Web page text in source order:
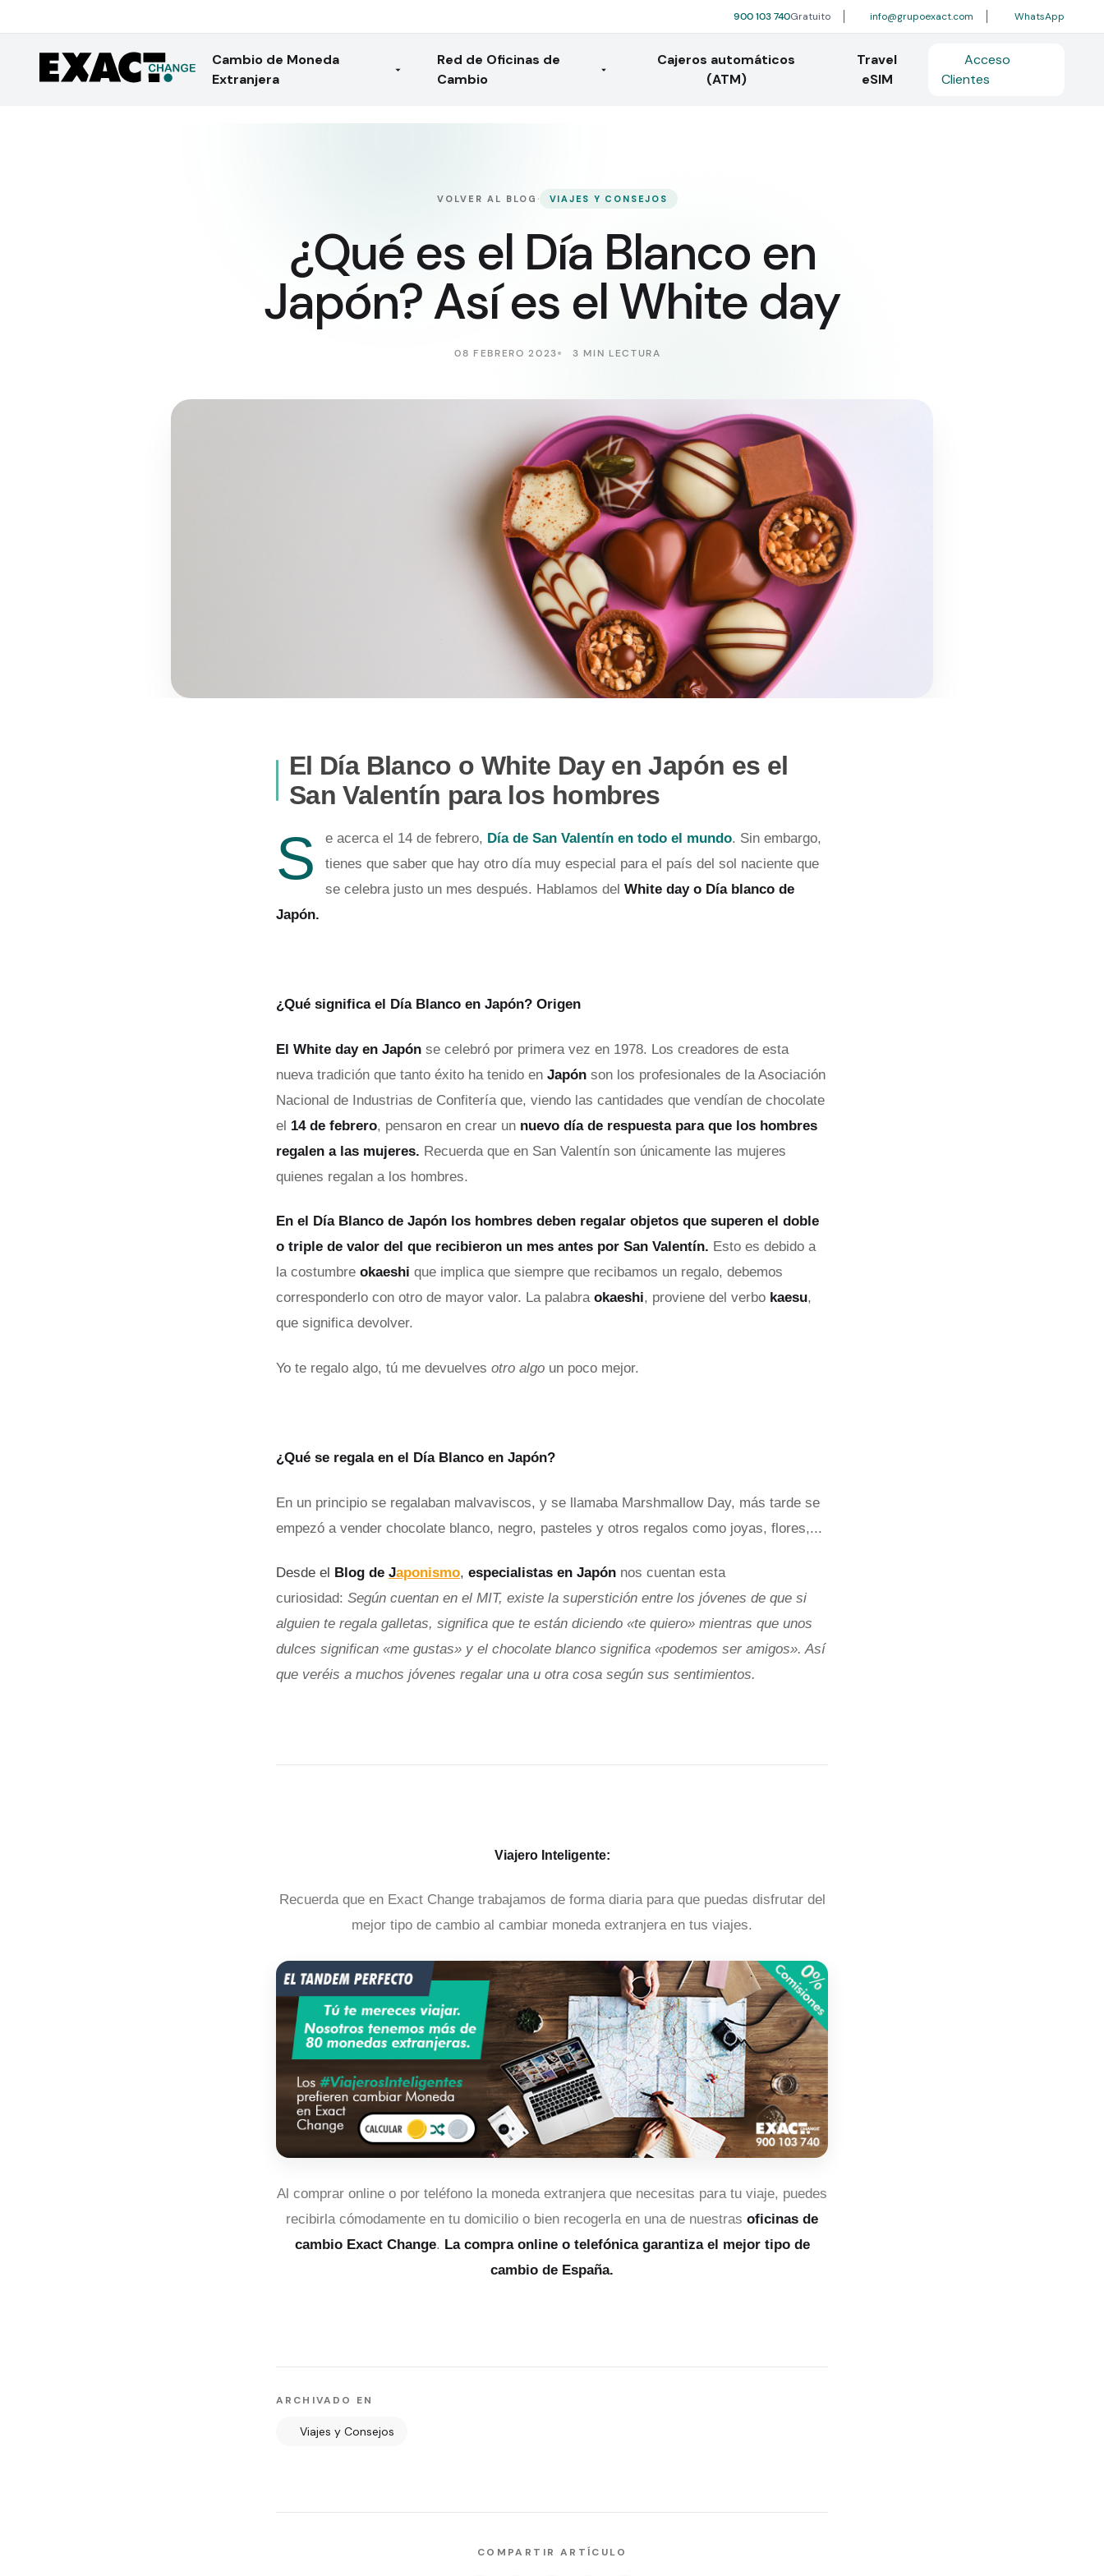
900 103 740Gratuito info@grupoexact.com WhatsApp
Cambio de Moneda
Extranjera
Red de Oficinas de
Cambio
Cajeros automáticos
(ATM)
Travel
eSIM
Acceso
Clientes
VOLVER AL BLOG · VIAJES Y CONSEJOS
¿Qué es el Día Blanco en
Japón? Así es el White day
08 FEBRERO 2023 3 MIN LECTURA
El Día Blanco o White Day en Japón es el
San Valentín para los hombres
S e acerca el 14 de febrero, Día de San Valentín en todo el mundo. Sin embargo,
tienes que saber que hay otro día muy especial para el país del sol naciente que
se celebra justo un mes después. Hablamos del White day o Día blanco de
Japón.
¿Qué significa el Día Blanco en Japón? Origen
El White day en Japón se celebró por primera vez en 1978. Los creadores de esta
nueva tradición que tanto éxito ha tenido en Japón son los profesionales de la Asociación
Nacional de Industrias de Confitería que, viendo las cantidades que vendían de chocolate
el 14 de febrero, pensaron en crear un nuevo día de respuesta para que los hombres
regalen a las mujeres. Recuerda que en San Valentín son únicamente las mujeres
quienes regalan a los hombres.
En el Día Blanco de Japón los hombres deben regalar objetos que superen el doble
o triple de valor del que recibieron un mes antes por San Valentín. Esto es debido a
la costumbre okaeshi que implica que siempre que recibamos un regalo, debemos
corresponderlo con otro de mayor valor. La palabra okaeshi, proviene del verbo kaesu,
que significa devolver.
Yo te regalo algo, tú me devuelves otro algo un poco mejor.
¿Qué se regala en el Día Blanco en Japón?
En un principio se regalaban malvaviscos, y se llamaba Marshmallow Day, más tarde se
empezó a vender chocolate blanco, negro, pasteles y otros regalos como joyas, flores,...
Desde el Blog de Japonismo, especialistas en Japón nos cuentan esta
curiosidad: Según cuentan en el MIT, existe la superstición entre los jóvenes de que si
alguien te regala galletas, significa que te están diciendo «te quiero» mientras que unos
dulces significan «me gustas» y el chocolate blanco significa «podemos ser amigos». Así
que veréis a muchos jóvenes regalar una u otra cosa según sus sentimientos.
Viajero Inteligente:
Recuerda que en Exact Change trabajamos de forma diaria para que puedas disfrutar del
mejor tipo de cambio al cambiar moneda extranjera en tus viajes.
Al comprar online o por teléfono la moneda extranjera que necesitas para tu viaje, puedes
recibirla cómodamente en tu domicilio o bien recogerla en una de nuestras oficinas de
cambio Exact Change. La compra online o telefónica garantiza el mejor tipo de
cambio de España.
ARCHIVADO EN
Viajes y Consejos
COMPARTIR ARTÍCULO